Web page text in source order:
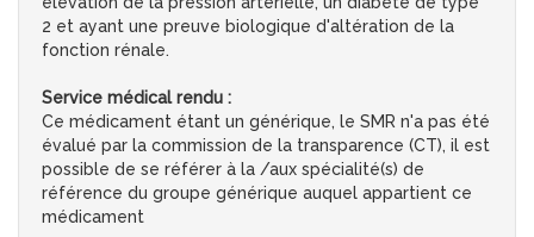
2 et ayant une preuve biologique d'altération de la
fonction rénale.
Service médical rendu :
Ce médicament étant un générique, le SMR n'a pas été
évalué par la commission de la transparence (CT), il est
possible de se référer à la /aux spécialité(s) de
référence du groupe générique auquel appartient ce
médicament